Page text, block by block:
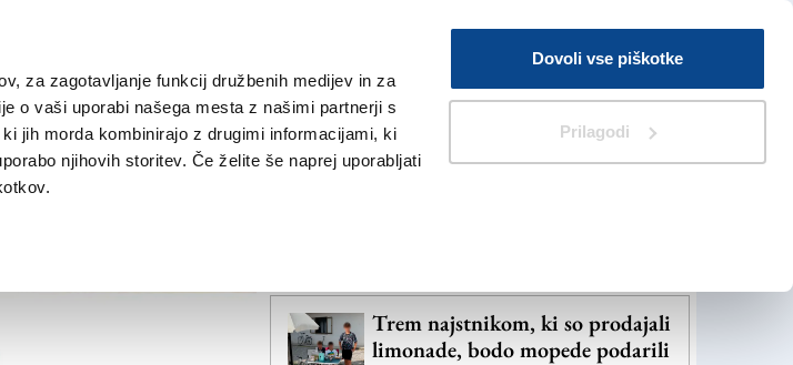
za zagotavljanje funkcij družbenih medijev in za
o vaši uporabi našega mesta z našimi partnerji s
jih morda kombinirajo z drugimi informacijami, ki
njihovih storitev. Če želite še naprej uporabljati
Dovoli vse piškotke
Prilagodi
V Kioskih
Iskanje
KULTURA ŠPORT ŠE
Trem najstnikom, ki so prodajali
limonade, bodo mopede podarili